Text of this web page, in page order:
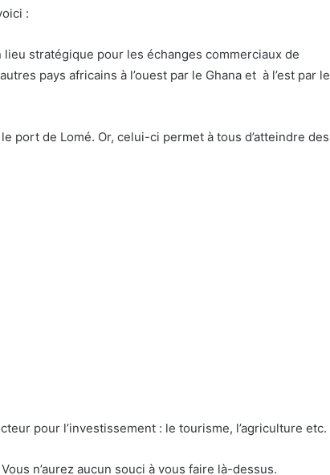
:
stratégique pour les échanges commerciaux de
autres pays africains à l’ouest par le Ghana et à l’est par le
port de Lomé. Or, celui-ci permet à tous d’atteindre des
pour l’investissement : le tourisme, l’agriculture etc.
n’aurez aucun souci à vous faire là-dessus.